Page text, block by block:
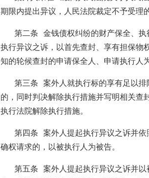
期限内提出异议，人民法院裁定不予受理
第二条 金钱债权纠纷的财产保全、
执行异议之诉，以首先查封、享有担保物
知的轮候查封的申请保全人、申请执行人
第三条 案外人就执行标的享有足以
的，同时判决解除执行措施并写明相关查
执行法院解除执行措施。
第四条 案外人提起执行异议之诉并
确权请求的，以被执行人为被告。
第五条 案外人提起执行异议之诉并